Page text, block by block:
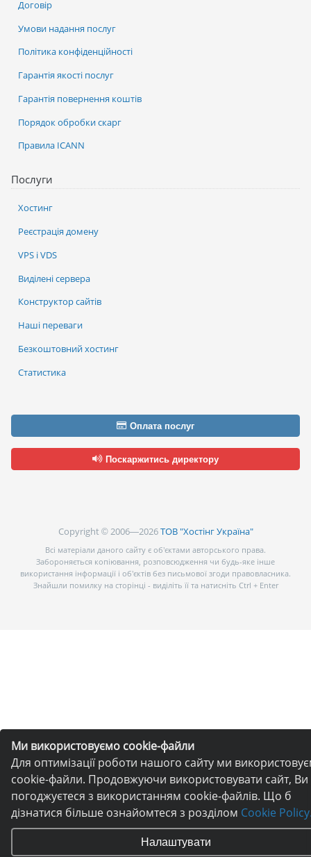
Ми використовуємо cookie-файли
Для оптимізації роботи нашого сайту ми
cookie-файли. Продовжуючи використовувати сайт, Ви
погоджуєтеся з використанням cookie-файлів. Що б
дізнатися більше ознайомтеся з розділом Cookie
Налаштувати
Послуги
Хостинг
Реєстрація домену
VPS і VDS
Виділені сервера
Конструктор сайтів
Наші переваги
Безкоштовний хостинг
Статистика
Договір
Умови надання послуг
Політика конфіденційності
Гарантія якості послуг
Гарантія повернення коштів
Порядок обробки скарг
Правила ICANN
Оплата послуг
Поскаржитись директору
Copyright © 2006—2026ТОВ "Хостінг Україна"
Всі матеріали даного сайту є об’єктами авторського права.
Забороняється копіювання, розповсюдження чи будь-яке інше
використання інформації і об’єктів без письмової згоди правовласника.
Знайшли помилку на сторінці - виділіть її та натисніть Ctrl + Enter